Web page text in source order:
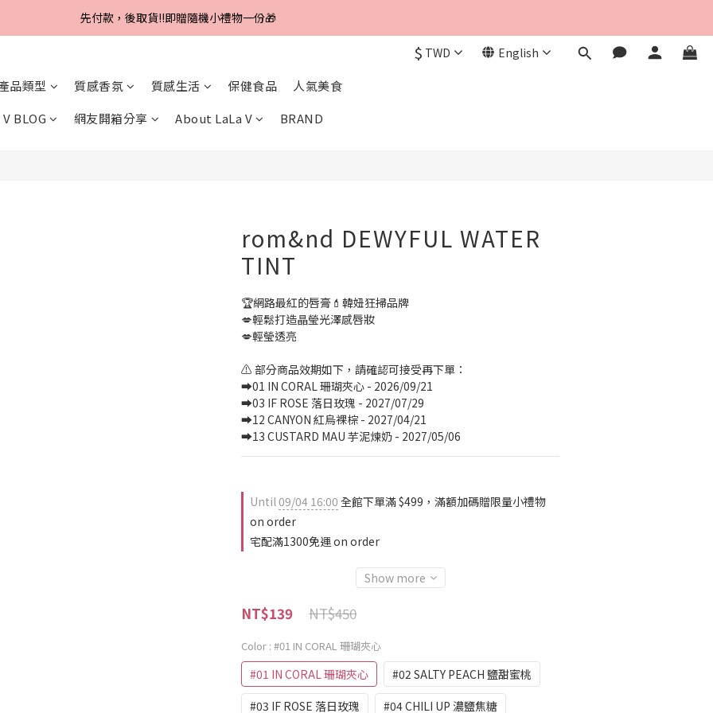
Line好友招募中，首購、回購皆贈100元
先付款，後取貨‼️即贈隨機小禮物一份🎁
$ TWD English
品類型 質感香氛 質感生活 保健食品
人氣美食
BLOG 網友開箱分享 About LaLa V BRAND
rom&nd DEWYFUL WATER
TINT
🏆網路最紅的唇膏💄韓妞狂掃品牌
💋輕鬆打造晶瑩光澤感唇妝
💋輕瑩透亮
⚠️ 部分商品效期如下，請確認可接受再下單：
➡️01 IN CORAL 珊瑚夾心 - 2026/09/21
➡️03 IF ROSE 落日玫瑰 - 2027/07/29
➡️12 CANYON 紅烏裸棕 - 2027/04/21
➡️13 CUSTARD MAU 芋泥煉奶 - 2027/05/06
Until09/04 16:00 全館下單滿 $499，滿額加碼贈限量小禮物
on order
宅配滿1300免運 on order
Show more
NT$450
NT$139
Color : #01 IN CORAL 珊瑚夾心
#01 IN CORAL 珊瑚夾心
#02 SALTY PEACH 鹽甜蜜桃
#03 IF ROSE 落日玫瑰
#04 CHILI UP 濃鹽焦糖
BUY NOW